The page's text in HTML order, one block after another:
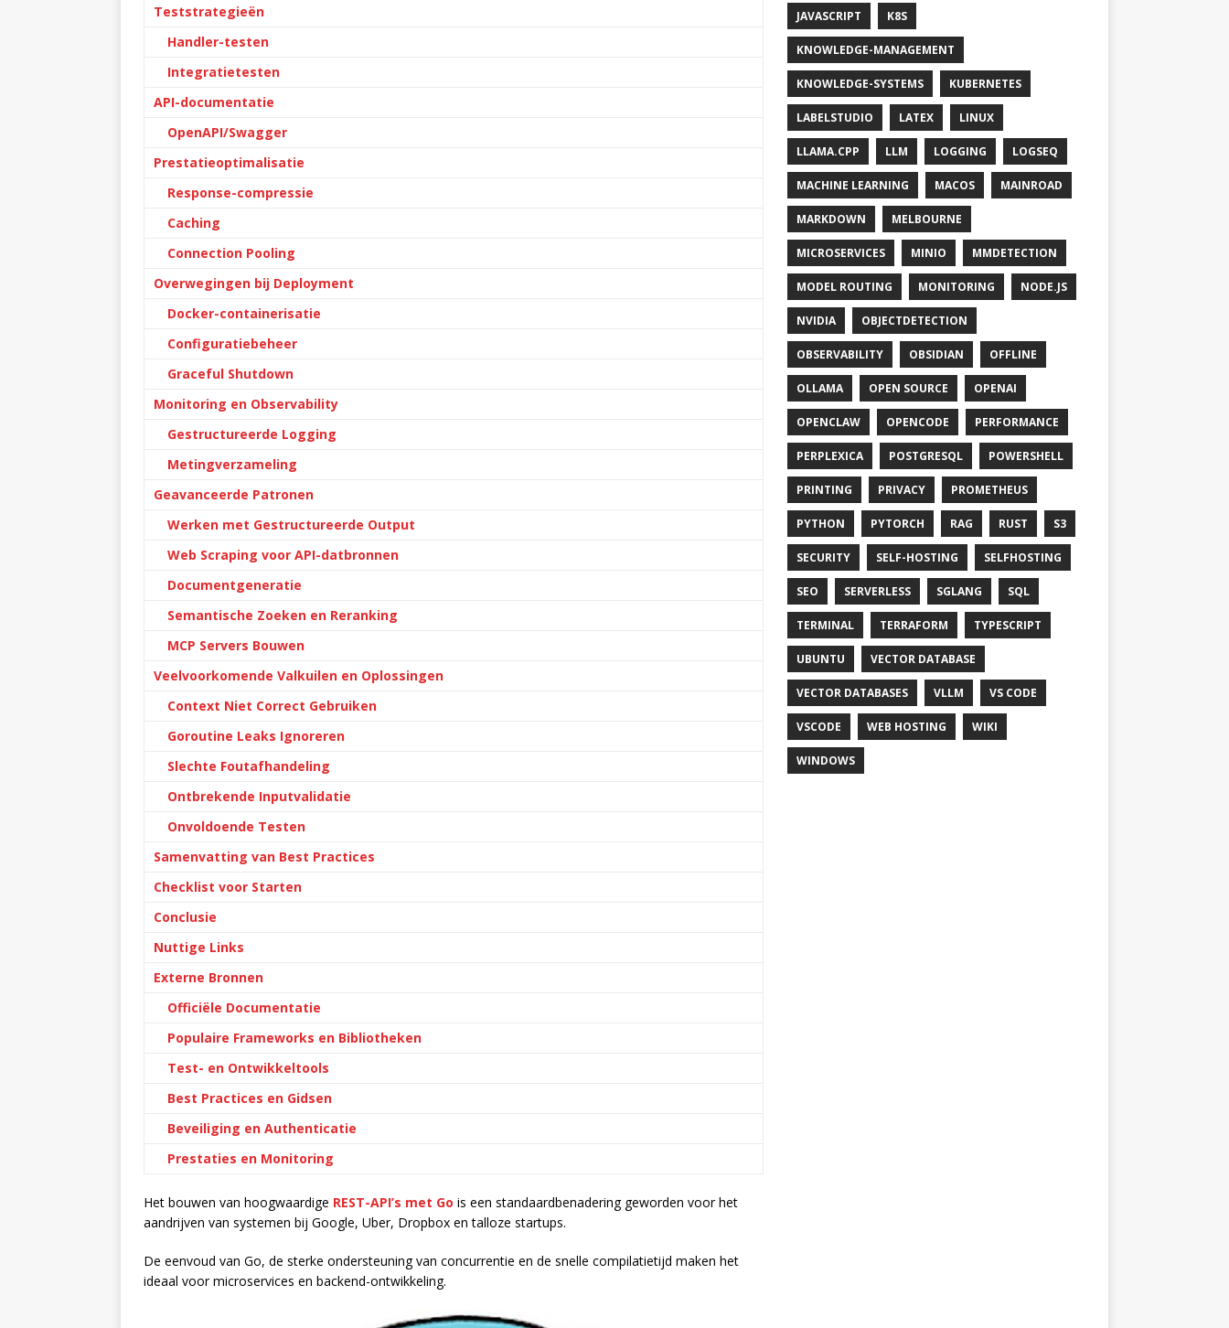
Teststrategieën
Handler-testen
Integratietesten
API-documentatie
OpenAPI/Swagger
Prestatieoptimalisatie
Response-compressie
Caching
Connection Pooling
Overwegingen bij Deployment
Docker-containerisatie
Configuratiebeheer
Graceful Shutdown
Monitoring en Observability
Gestructureerde Logging
Metingverzameling
Geavanceerde Patronen
Werken met Gestructureerde Output
Web Scraping voor API-datbronnen
Documentgeneratie
Semantische Zoeken en Reranking
MCP Servers Bouwen
Veelvoorkomende Valkuilen en Oplossingen
Context Niet Correct Gebruiken
Goroutine Leaks Ignoreren
Slechte Foutafhandeling
Ontbrekende Inputvalidatie
Onvoldoende Testen
Samenvatting van Best Practices
Checklist voor Starten
Conclusie
Nuttige Links
Externe Bronnen
Officiële Documentatie
Populaire Frameworks en Bibliotheken
Test- en Ontwikkeltools
Best Practices en Gidsen
Beveiliging en Authenticatie
Prestaties en Monitoring
Het bouwen van hoogwaardige REST-API’s met Go is een standaardbenadering geworden voor het
aandrijven van systemen bij Google, Uber, Dropbox en talloze startups.
De eenvoud van Go, de sterke ondersteuning van concurrentie en de snelle compilatietijd maken het
ideaal voor microservices en backend-ontwikkeling.
JAVASCRIPT K8S
KNOWLEDGE-MANAGEMENT
KNOWLEDGE-SYSTEMS KUBERNETES
LABELSTUDIO LATEX LINUX
LLAMA.CPP LLM LOGGING LOGSEQ
MACHINE LEARNING MACOS MAINROAD
MARKDOWN MELBOURNE
MICROSERVICES MINIO MMDETECTION
MODEL ROUTING MONITORING NODE.JS
NVIDIA OBJECTDETECTION
OBSERVABILITY OBSIDIAN OFFLINE
OLLAMA OPEN SOURCE OPENAI
OPENCLAW OPENCODE PERFORMANCE
PERPLEXICA POSTGRESQL POWERSHELL
PRINTING PRIVACY PROMETHEUS
PYTHON PYTORCH RAG RUST S3
SECURITY SELF-HOSTING SELFHOSTING
SEO SERVERLESS SGLANG SQL
TERMINAL TERRAFORM TYPESCRIPT
UBUNTU VECTOR DATABASE
VECTOR DATABASES VLLM VS CODE
VSCODE WEB HOSTING WIKI
WINDOWS